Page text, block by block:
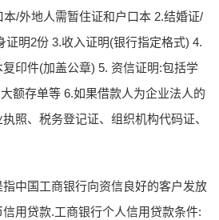
/外地人需暂住证和户口本 2.结婚证/
证明2份 3.收入证明(银行指定格式) 4.
印件(加盖公章) 5. 资信证明:包括学
额存单等 6.如果借款人为企业法人的
照、税务登记证、组织机构代码证、
中国工商银行向资信良好的客户发放
用贷款.工商银行个人信用贷款条件: